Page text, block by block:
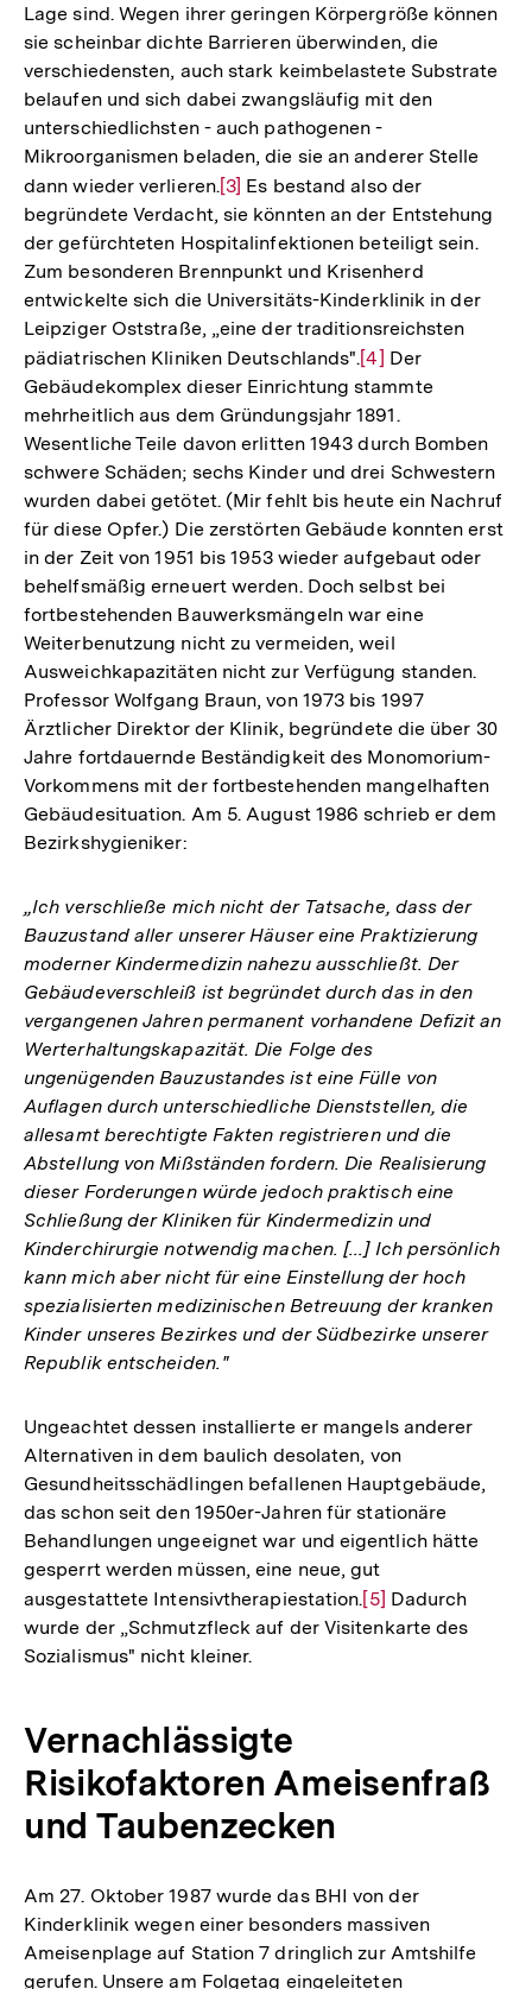
Lage sind. Wegen ihrer geringen Körpergröße können
sie scheinbar dichte Barrieren überwinden, die
verschiedensten, auch stark keimbelastete Substrate
belaufen und sich dabei zwangsläufig mit den
unterschiedlichsten - auch pathogenen -
Mikroorganismen beladen, die sie an anderer Stelle
dann wieder verlieren.Zur
Auflösung
der
Fußnote
[3] Es bestand also der
begründete Verdacht, sie könnten an der Entstehung
der gefürchteten Hospitalinfektionen beteiligt sein.
Zum besonderen Brennpunkt und Krisenherd
entwickelte sich die Universitäts-Kinderklinik in der
Leipziger Oststraße, „eine der traditionsreichsten
pädiatrischen Kliniken Deutschlands".Zur
Auflösung
der
Fußnote
[4] Der
Gebäudekomplex dieser Einrichtung stammte
mehrheitlich aus dem Gründungsjahr 1891.
Wesentliche Teile davon erlitten 1943 durch Bomben
schwere Schäden; sechs Kinder und drei Schwestern
wurden dabei getötet. (Mir fehlt bis heute ein Nachruf
für diese Opfer.) Die zerstörten Gebäude konnten erst
in der Zeit von 1951 bis 1953 wieder aufgebaut oder
behelfsmäßig erneuert werden. Doch selbst bei
fortbestehenden Bauwerksmängeln war eine
Weiterbenutzung nicht zu vermeiden, weil
Ausweichkapazitäten nicht zur Verfügung standen.
Professor Wolfgang Braun, von 1973 bis 1997
Ärztlicher Direktor der Klinik, begründete die über 30
Jahre fortdauernde Beständigkeit des Monomorium-
Vorkommens mit der fortbestehenden mangelhaften
Gebäudesituation. Am 5. August 1986 schrieb er dem
Bezirkshygieniker:
„Ich verschließe mich nicht der Tatsache, dass der
Bauzustand aller unserer Häuser eine Praktizierung
moderner Kindermedizin nahezu ausschließt. Der
Gebäudeverschleiß ist begründet durch das in den
vergangenen Jahren permanent vorhandene Defizit an
Werterhaltungskapazität. Die Folge des
ungenügenden Bauzustandes ist eine Fülle von
Auflagen durch unterschiedliche Dienststellen, die
allesamt berechtigte Fakten registrieren und die
Abstellung von Mißständen fordern. Die Realisierung
dieser Forderungen würde jedoch praktisch eine
Schließung der Kliniken für Kindermedizin und
Kinderchirurgie notwendig machen. [...] Ich persönlich
kann mich aber nicht für eine Einstellung der hoch
spezialisierten medizinischen Betreuung der kranken
Kinder unseres Bezirkes und der Südbezirke unserer
Republik entscheiden."
Ungeachtet dessen installierte er mangels anderer
Alternativen in dem baulich desolaten, von
Gesundheitsschädlingen befallenen Hauptgebäude,
das schon seit den 1950er-Jahren für stationäre
Behandlungen ungeeignet war und eigentlich hätte
gesperrt werden müssen, eine neue, gut
ausgestattete Intensivtherapiestation.Zur
Auflösung
[5] Dadurch
wurde der „Schmutzfleck auf der Visitenkarte des
Sozialismus" nicht kleiner.
Vernachlässigte
Risikofaktoren Ameisenfraß
und Taubenzecken
Am 27. Oktober 1987 wurde das BHI von der
Kinderklinik wegen einer besonders massiven
Ameisenplage auf Station 7 dringlich zur Amtshilfe
gerufen. Unsere am Folgetag eingeleiteten